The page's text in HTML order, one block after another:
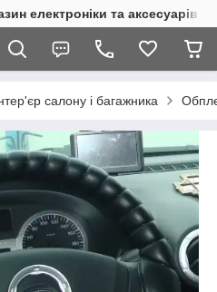
електроніки та аксесуарів в
салону і багажника